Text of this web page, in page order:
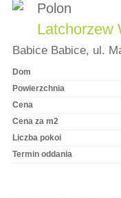
Polon
Latchorzew
Babice Babice, ul.
Dom
Powierzchnia
Cena
Cena za m2
Liczba pokoi
Termin oddania